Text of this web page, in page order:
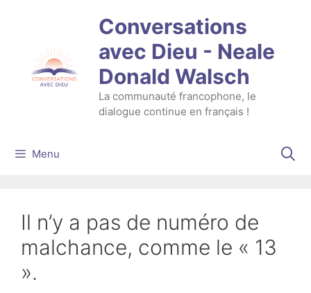
Conversations
avec Dieu - Neale
Donald Walsch
La communauté francophone, le
dialogue continue en français !
Menu
Il n’y a pas de numéro de
malchance, comme le « 13
».